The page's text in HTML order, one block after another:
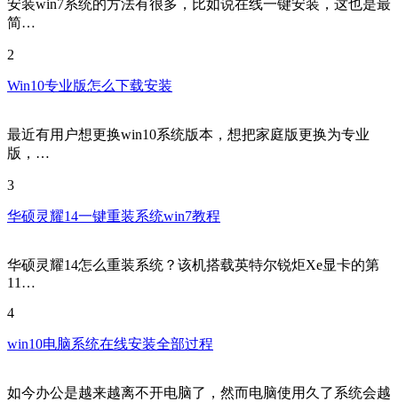
安装win7系统的方法有很多，比如说在线一键安装，这也是最
简…
2
Win10专业版怎么下载安装
最近有用户想更换win10系统版本，想把家庭版更换为专业
版，…
3
华硕灵耀14一键重装系统win7教程
华硕灵耀14怎么重装系统？该机搭载英特尔锐炬Xe显卡的第
11…
4
win10电脑系统在线安装全部过程
如今办公是越来越离不开电脑了，然而电脑使用久了系统会越